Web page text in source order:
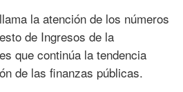
la atención de los números
de Ingresos de la
que continúa la tendencia
de las finanzas públicas.